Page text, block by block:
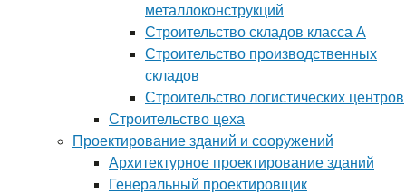
металлоконструкций
Строительство складов класса А
Строительство производственных
складов
Строительство логистических центров
Строительство цеха
Проектирование зданий и сооружений
Архитектурное проектирование зданий
Генеральный проектировщик